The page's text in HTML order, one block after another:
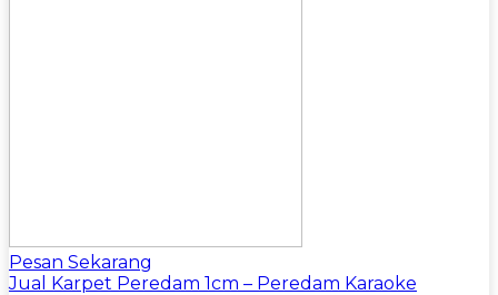
Pesan Sekarang
Jual Karpet Peredam 1cm – Peredam Karaoke